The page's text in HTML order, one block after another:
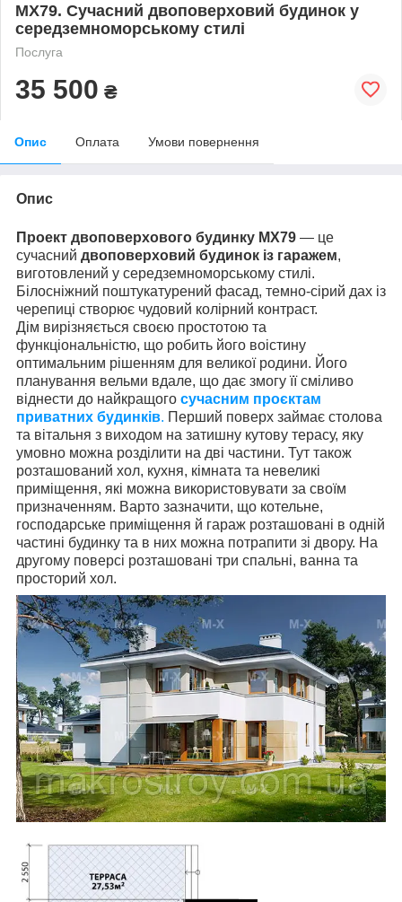
MX79. Сучасний двоповерховий будинок у
середземноморському стилі
Послуга
35 500 ₴
Опис Оплата Умови повернення
Опис
Проект двоповерхового будинку МХ79 — це
сучасний двоповерховий будинок із гаражем,
виготовлений у середземноморському стилі.
Білосніжний поштукатурений фасад, темно-сірий дах із
черепиці створює чудовий колірний контраст.
Дім вирізняється своєю простотою та
функціональністю, що робить його воістину
оптимальним рішенням для великої родини. Його
планування вельми вдале, що дає змогу її сміливо
віднести до найкращого сучасним проєктам
приватних будинків. Перший поверх займає столова
та вітальня з виходом на затишну кутову терасу, яку
умовно можна розділити на дві частини. Тут також
розташований хол, кухня, кімната та невеликі
приміщення, які можна використовувати за своїм
призначенням. Варто зазначити, що котельне,
господарське приміщення й гараж розташовані в одній
частині будинку та в них можна потрапити зі двору. На
другому поверсі розташовані три спальні, ванна та
просторий хол.